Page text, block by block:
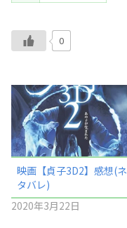
0
映画【貞子3D2】感想(ネ
タバレ)
2020年3月22日